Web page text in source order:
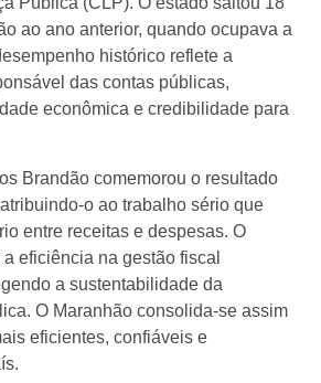
ao ano anterior, quando ocupava a
histórico reflete a
das contas públicas,
econômica e credibilidade para
Brandão comemorou o resultado
o ao trabalho sério que
entre receitas e despesas. O
eficiência na gestão fiscal
a sustentabilidade da
O Maranhão consolida-se assim
eficientes, confiáveis e